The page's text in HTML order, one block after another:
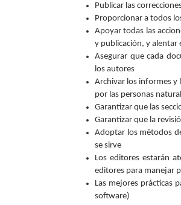
Publicar las
Proporcionar a todos
Apoyar todas las
y publicación, y
Asegurar que cada
los autores
Archivar los informes y
por las personas
Garantizar que las
Garantizar que la
Adoptar los métodos
se sirve
Los editores estarán
editores para manejar
Las mejores prácticas
software)